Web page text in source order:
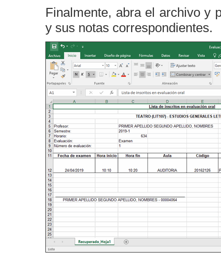
Finalmente, abra el archivo y
y sus notas correspondientes.